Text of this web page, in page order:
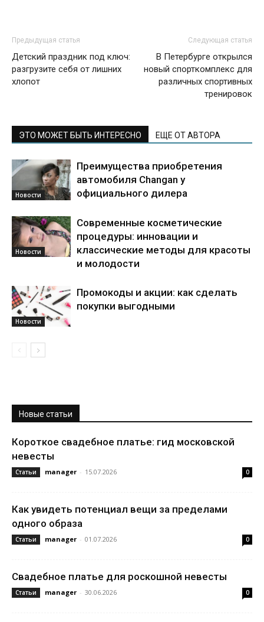
Предыдущая статья
Детский праздник под ключ:
разгрузите себя от лишних
хлопот
Следующая статья
В Петербурге открылся
новый спорткомплекс для
различных спортивных
тренировок
ЭТО МОЖЕТ БЫТЬ ИНТЕРЕСНО ЕЩЕ ОТ АВТОРА
Новости
Преимущества приобретения
автомобиля Changan у
официального дилера
Новости
Современные косметические
процедуры: инновации и
классические методы для красоты
и молодости
Новости
Промокоды и акции: как сделать
покупки выгодными
Новые статьи
Короткое свадебное платье: гид московской
невесты
Статьи manager - 15.07.2026 0
Как увидеть потенциал вещи за пределами
одного образа
Статьи manager - 01.07.2026 0
Свадебное платье для роскошной невесты
Статьи manager - 30.06.2026 0